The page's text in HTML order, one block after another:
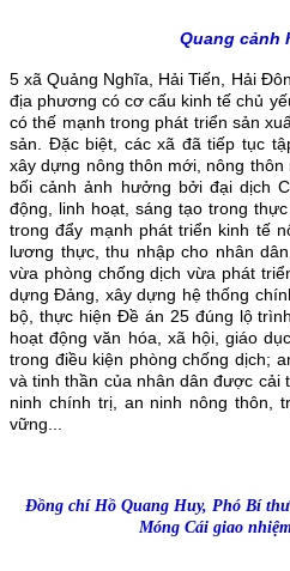
Quang cảnh
5 xã Quảng Nghĩa, Hải Tiến, Hải
địa phương có cơ cấu kinh tế chủ
có thế mạnh trong phát triển sản
sản. Đặc biệt, các xã đã tiếp tục
xây dựng nông thôn mới, nông
bối cảnh ảnh hưởng bởi đại dịch
động, linh hoạt, sáng tạo trong
trong đẩy mạnh phát triển kinh tế
lương thực, thu nhập cho nhân
vừa phòng chống dịch vừa phát
dựng Đảng, xây dựng hệ thống
bộ, thực hiện Đề án 25 đúng lộ
hoạt động văn hóa, xã hội, giáo
trong điều kiện phòng chống dịch;
và tinh thần của nhân dân được cải
ninh chính trị, an ninh nông thôn,
vững...
Đồng chí Hồ Quang Huy, Phó Bí
Móng Cái giao